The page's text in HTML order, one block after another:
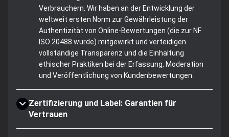
Verbrauchern. Wir haben an der Entwicklung der
weltweit ersten Norm zur Gewährleistung der
Authentizität von Online-Bewertungen (die zur NF
ISO 20488 wurde) mitgewirkt und verteidigen
vollständige Transparenz und die Einhaltung
ethischer Praktiken bei der Erfassung, Moderation
und Veröffentlichung von Kundenbewertungen.
Zertifizierung und Label: Garantien für
Vertrauen